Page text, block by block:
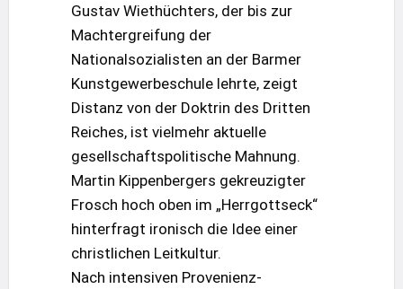
Gustav Wiethüchters, der bis zur
Machtergreifung der
Nationalsozialisten an der Barmer
Kunstgewerbeschule lehrte, zeigt
Distanz von der Doktrin des Dritten
Reiches, ist vielmehr aktuelle
gesellschaftspolitische Mahnung.
Martin Kippenbergers gekreuzigter
Frosch hoch oben im „Herrgottseck“
hinterfragt ironisch die Idee einer
christlichen Leitkultur.
Nach intensiven Provenienz-